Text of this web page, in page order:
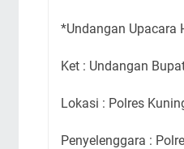
*Undangan Upacara
Ket : Undangan
Lokasi : Polres
Penyelenggara :